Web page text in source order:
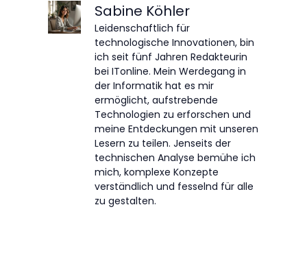
Sabine Köhler
Leidenschaftlich für
technologische Innovationen, bin
ich seit fünf Jahren Redakteurin
bei ITonline. Mein Werdegang in
der Informatik hat es mir
ermöglicht, aufstrebende
Technologien zu erforschen und
meine Entdeckungen mit unseren
Lesern zu teilen. Jenseits der
technischen Analyse bemühe ich
mich, komplexe Konzepte
verständlich und fesselnd für alle
zu gestalten.